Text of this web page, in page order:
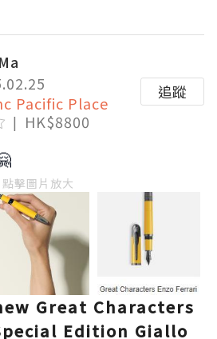
Pacific Place
HK$8800
追蹤
點擊圖片放大
Great Characters
Edition Giallo